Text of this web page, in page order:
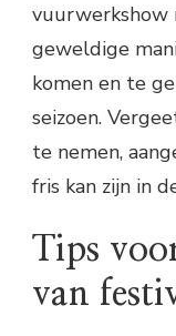
vuurwerkshow
geweldige
komen en te
seizoen.
te nemen,
fris kan zijn in
Tips
van